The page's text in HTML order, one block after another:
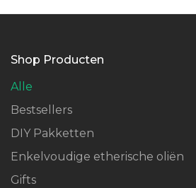
Shop Producten
Alle
Bestsellers
DIY Pakketten
Enkelvoudige etherische oliën
Gifts